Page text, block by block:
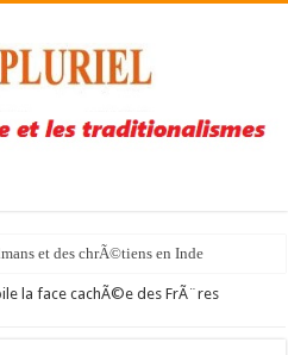
et des chrÃ©tiens en Inde
la face cachÃ©e des FrÃ¨res